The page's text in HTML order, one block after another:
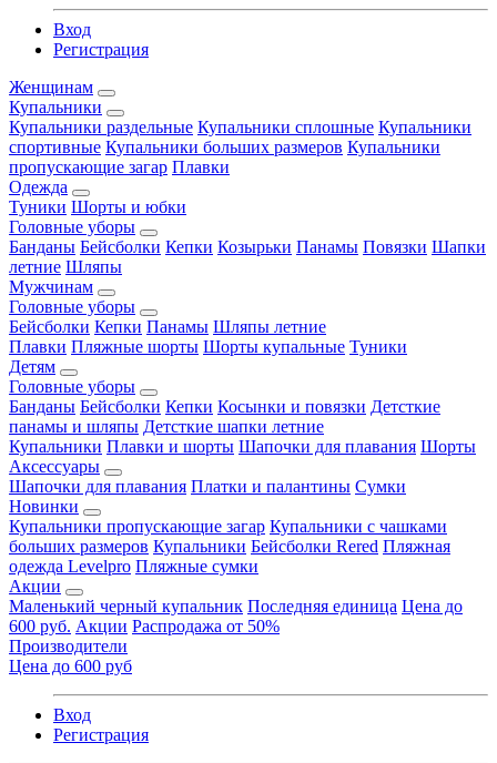
Вход
Регистрация
Женщинам
Купальники
Купальники раздельные Купальники сплошные Купальники
спортивные Купальники больших размеров Купальники
пропускающие загар Плавки
Одежда
Туники Шорты и юбки
Головные уборы
Банданы Бейсболки Кепки Козырьки Панамы Повязки Шапки
летние Шляпы
Мужчинам
Головные уборы
Бейсболки Кепки Панамы Шляпы летние
Плавки Пляжные шорты Шорты купальные Туники
Детям
Головные уборы
Банданы Бейсболки Кепки Косынки и повязки Детсткие
панамы и шляпы Детсткие шапки летние
Купальники Плавки и шорты Шапочки для плавания Шорты
Аксессуары
Шапочки для плавания Платки и палантины Сумки
Новинки
Купальники пропускающие загар Купальники с чашками
больших размеров Купальники Бейсболки Rered Пляжная
одежда Levelpro Пляжные сумки
Акции
Маленький черный купальник Последняя единица Цена до
600 руб. Акции Распродажа от 50%
Производители
Цена до 600 руб
Вход
Регистрация